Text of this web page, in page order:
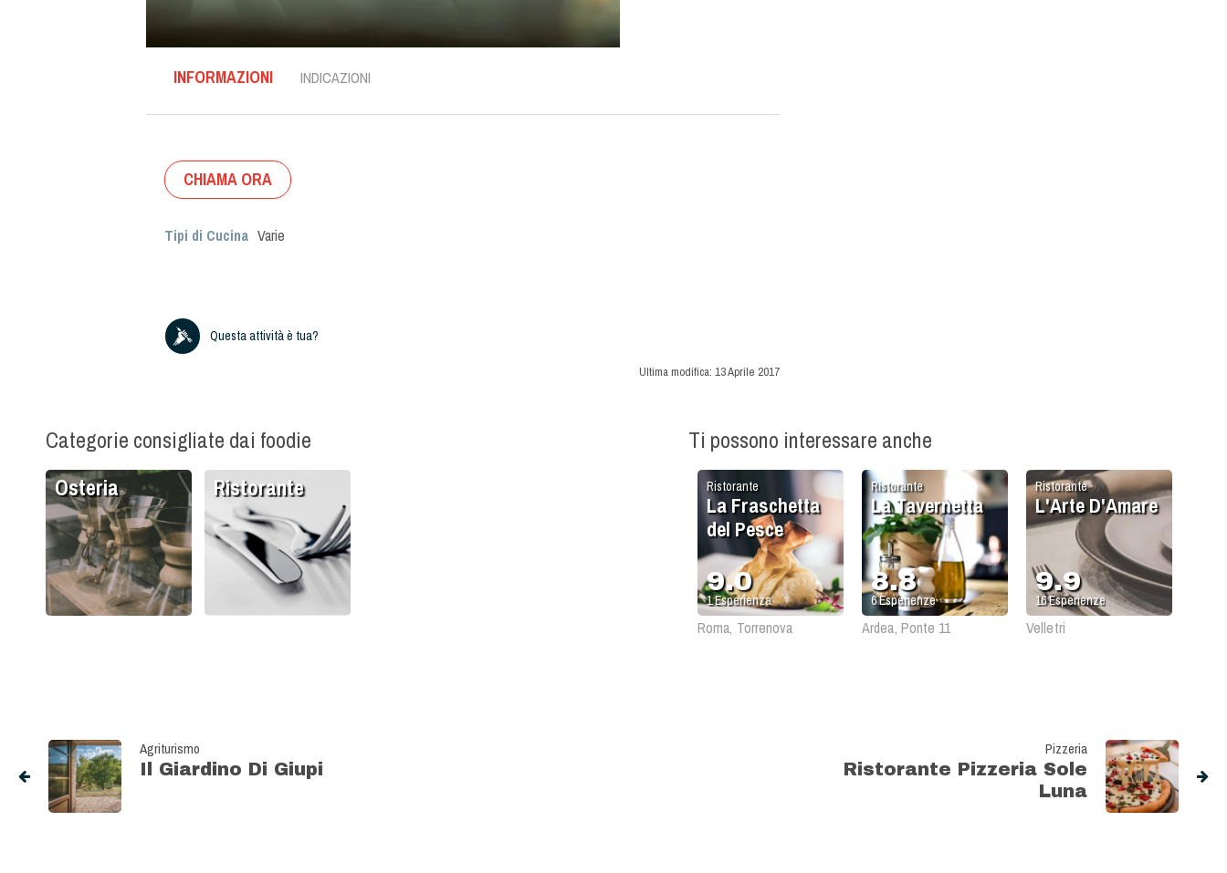
INFORMAZIONI INDICAZIONI
CHIAMA ORA
Tipi di Cucina Varie
Questa attività è tua?
Ultima modifica: 13 Aprile 2017
Categorie consigliate dai foodie
Osteria Ristorante
Ti possono interessare anche
Ristorante
L'Arte D'Amare
9.9
16Esperienze
Velletri
Ristorante
La Tavernetta
8.8
6Esperienze
Ardea, Ponte 11
Ristorante
La Fraschetta
del Pesce
9.0
1Esperienza
Roma, Torrenova
Agriturismo
Il Giardino Di Giupi
Pizzeria
Ristorante Pizzeria Sole
Luna